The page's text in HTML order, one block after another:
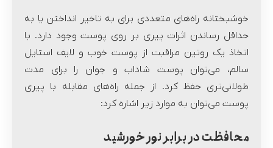
خوشبختانه راه‌های متعددی برای به تاخیر انداختن یا به
حداقل رساندن اثرات پیری بر روی پوست وجود دارد. با
اتخاذ یک روتین مراقبت از پوست خوب و لایف استایل
سالم، می‌توان پوست شاداب و جوان را برای مدت
طولانی‌تری حفظ کرد. از جمله راه‌های مقابله با پیری
پوست می‌توان به موارد زیر اشاره کرد:
محافظت در برابر نور خورشید